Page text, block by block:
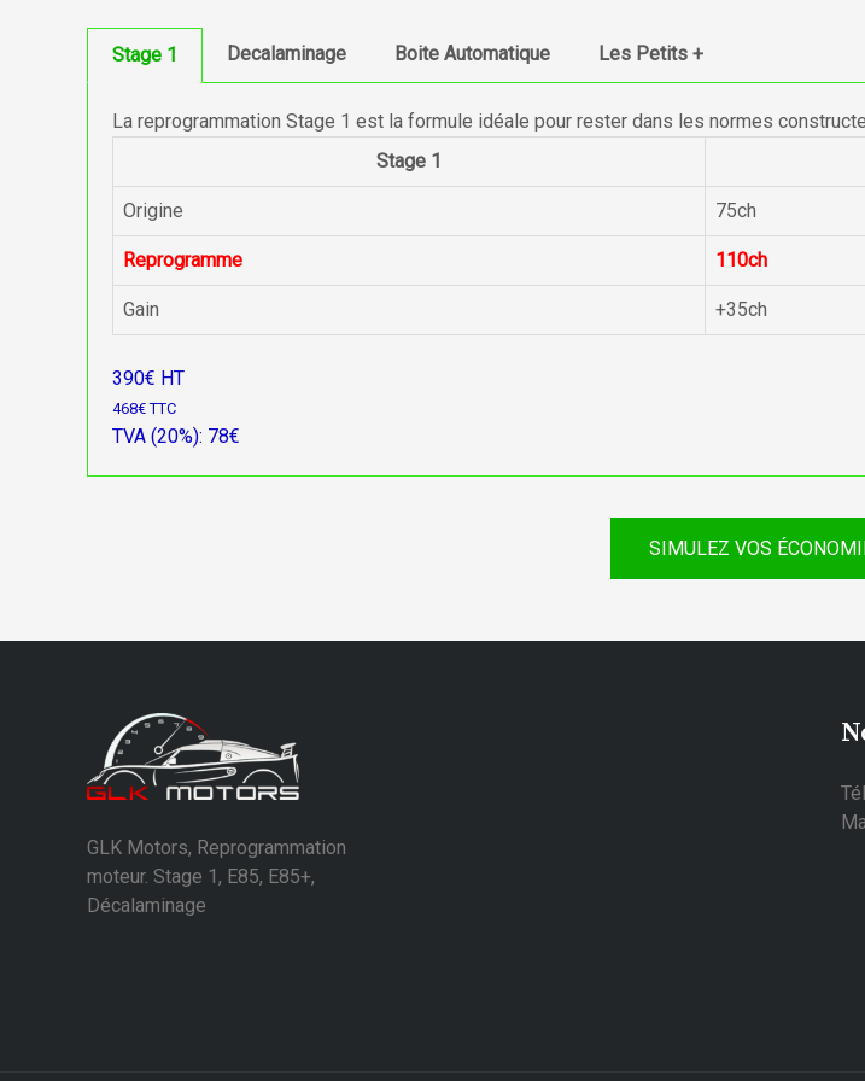
Stage 1 Decalaminage Boite Automatique Les Petits +
La reprogrammation Stage 1 est la formule idéale pour rester dans les normes
Stage 1
Origine 75ch
Reprogramme 110ch
Gain +35ch
390€ HT
468€ TTC
TVA (20%): 78€
SIMULEZ VOS
GLK Motors, Reprogrammation
moteur. Stage 1, E85, E85+,
Décalaminage